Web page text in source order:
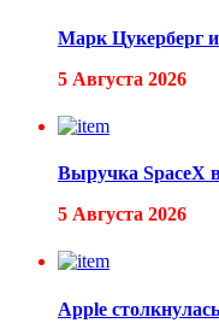
Марк Цукерберг
5 Августа 2026
Выручка SpaceX
5 Августа 2026
Apple